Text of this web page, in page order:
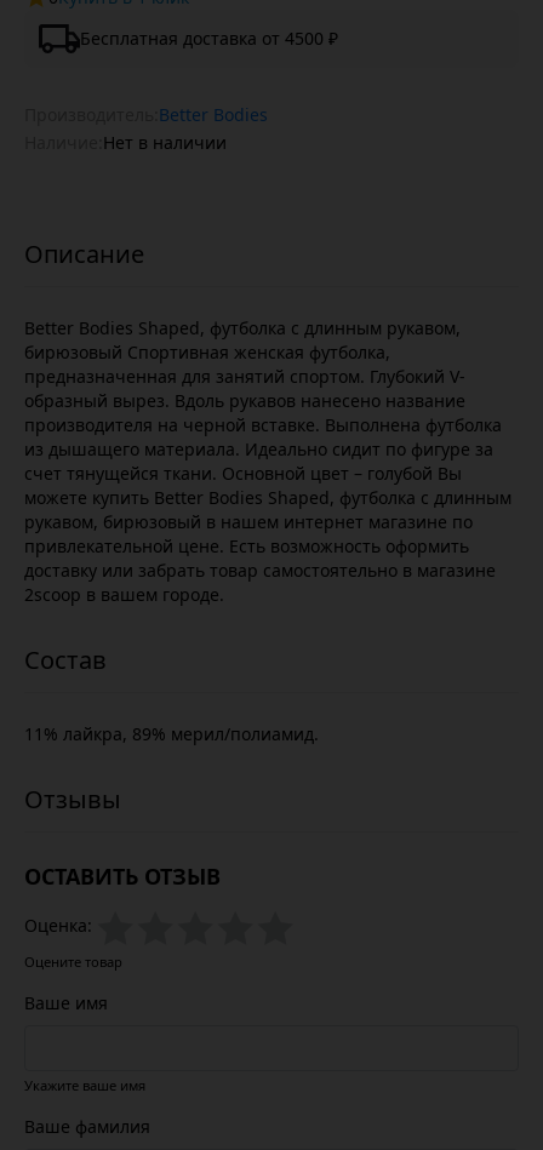
Бесплатная доставка от 4500 ₽
Better Bodies
Нет в наличии
Better Bodies Shaped, футболка с длинным рукавом,
бирюзовый Спортивная женская футболка,
предназначенная для занятий спортом. Глубокий V-
образный вырез. Вдоль рукавов нанесено название
производителя на черной вставке. Выполнена футболка
из дышащего материала. Идеально сидит по фигуре за
счет тянущейся ткани. Основной цвет – голубой Вы
можете купить Better Bodies Shaped, футболка с длинным
рукавом, бирюзовый в нашем интернет магазине по
привлекательной цене. Есть возможность оформить
доставку или забрать товар самостоятельно в магазине
2scoop в вашем городе.
11% лайкра, 89% мерил/полиамид.
ОСТАВИТЬ ОТЗЫВ
Оценка:
Оцените товар
Ваше имя
Укажите ваше имя
Ваше фамилия